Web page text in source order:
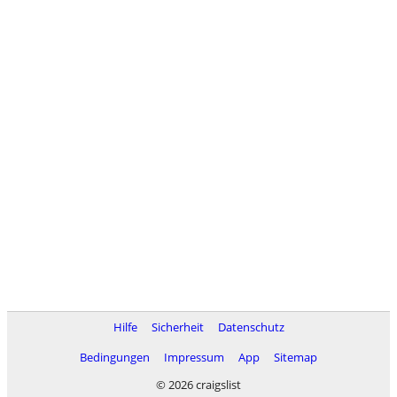
Hilfe Sicherheit
Datenschutz
Bedingungen
Impressum App
Sitemap
© 2026 craigslist